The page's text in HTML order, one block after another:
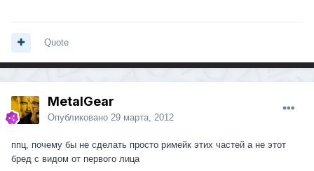
Quote
MetalGear
Опубликовано 29 марта, 2012
ппц, почему бы не сделать просто римейк этих частей а не этот
бред с видом от первого лица